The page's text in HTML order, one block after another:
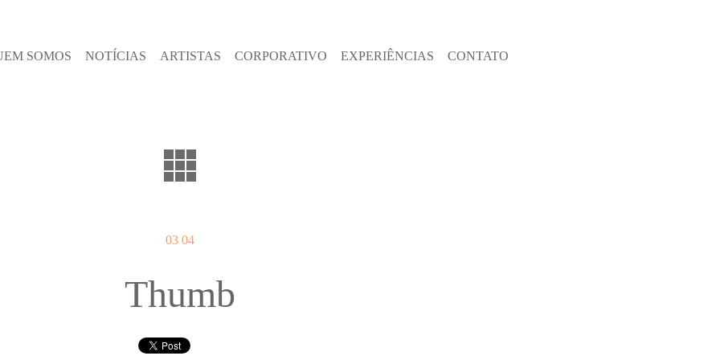
SOMOS NOTÍCIAS ARTISTAS CORPORATIVO EXPERIÊNCIAS CONTATO
03 04
Thumb